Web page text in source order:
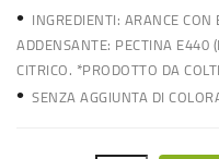
• INGREDIENTI: ARANCE
ADDENSANTE: PECTINA E440
CITRICO. *PRODOTTO DA
• SENZA AGGIUNTA DI